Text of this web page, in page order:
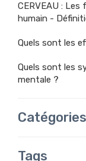
CERVEAU :
humain -
Quels sont les
Quels sont les
mentale ?
Catégories
Tags